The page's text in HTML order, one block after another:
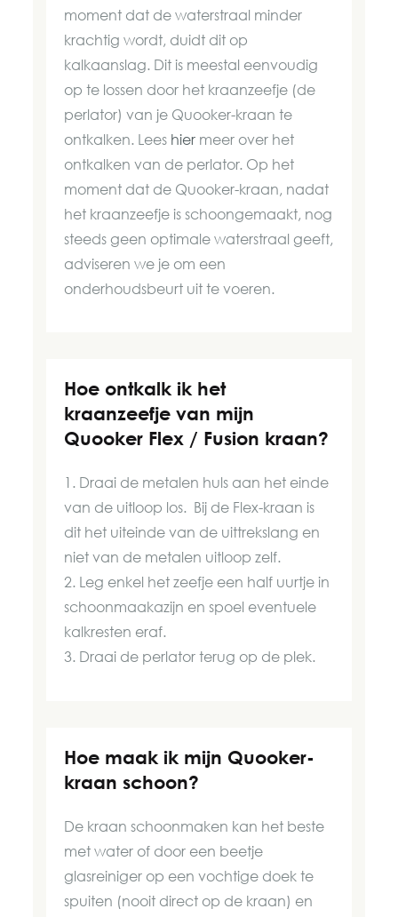
moment dat de waterstraal minder
krachtig wordt, duidt dit op
kalkaanslag. Dit is meestal eenvoudig
op te lossen door het kraanzeefje (de
perlator) van je Quooker-kraan te
ontkalken. Lees hier meer over het
ontkalken van de perlator. Op het
moment dat de Quooker-kraan, nadat
het kraanzeefje is schoongemaakt, nog
steeds geen optimale waterstraal geeft,
adviseren we je om een
onderhoudsbeurt uit te voeren.
Hoe ontkalk ik het
kraanzeefje van mijn
Quooker Flex / Fusion kraan?
1. Draai de metalen huls aan het einde
van de uitloop los. Bij de Flex-kraan is
dit het uiteinde van de uittrekslang en
niet van de metalen uitloop zelf.
2. Leg enkel het zeefje een half uurtje in
schoonmaakazijn en spoel eventuele
kalkresten eraf.
3. Draai de perlator terug op de plek.
Hoe maak ik mijn Quooker-
kraan schoon?
De kraan schoonmaken kan het beste
met water of door een beetje
glasreiniger op een vochtige doek te
spuiten (nooit direct op de kraan) en